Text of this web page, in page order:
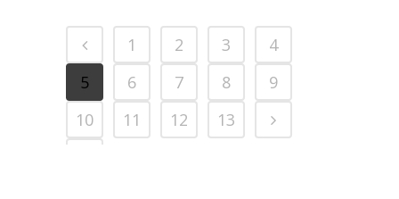
1 2 3
4
5
6 7 8
9
10
11 12 13